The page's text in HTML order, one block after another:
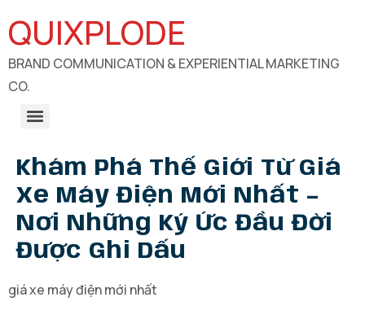
QUIXPLODE
BRAND COMMUNICATION & EXPERIENTIAL MARKETING
CO.
Khám Phá Thế Giới Từ Giá
Xe Máy Điện Mới Nhất –
Nơi Những Ký Ức Đầu Đời
Được Ghi Dấu
giá xe máy điện mới nhất